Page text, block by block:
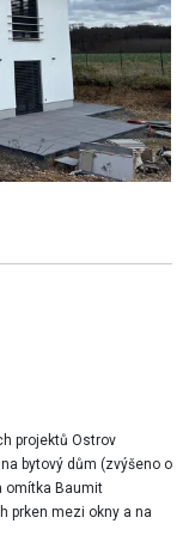
projektů Ostrov
bytový dům (zvýšeno o
omítka Baumit
prken mezi okny a na